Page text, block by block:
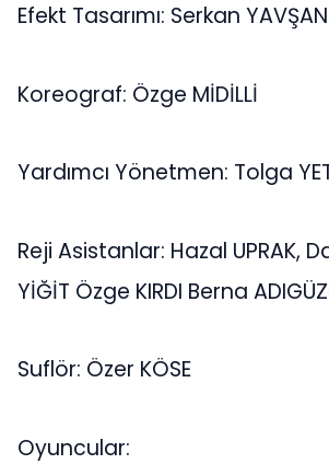
Efekt Tasarımı: Serkan YAVŞAN
Koreograf: Özge MİDİLLİ
Yardımcı Yönetmen: Tolga
Reji Asistanlar: Hazal UPRAK,
YİĞİT Özge KIRDI Berna
Suflör: Özer KÖSE
Oyuncular: